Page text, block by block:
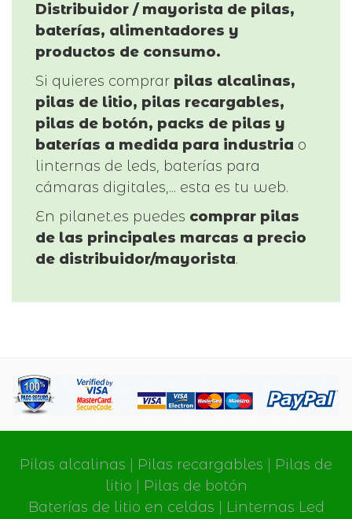
Distribuidor / mayorista de pilas,
baterías, alimentadores y
productos de consumo.
Si quieres comprar pilas alcalinas,
pilas de litio, pilas recargables,
pilas de botón, packs de pilas y
baterías a medida para industria o
linternas de leds, baterías para
cámaras digitales,... esta es tu web.
En pilanet.es puedes comprar pilas
de las principales marcas a precio
de distribuidor/mayorista.
Pilas alcalinas Pilas recargables
Pilas de
litio
Pilas de botón
Baterías de litio en celdas
Linternas Led